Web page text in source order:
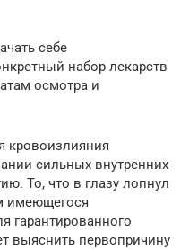
себе
набор лекарств
осмотра и
кровоизлияния
сильных внутренних
То, что в глазу лопнул
имеющегося
гарантированного
выяснить первопричину